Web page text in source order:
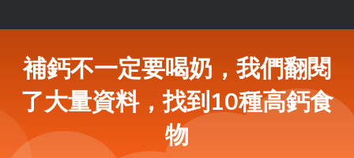
補鈣不一定要喝奶，我們翻閱
了大量資料，找到10種高鈣食
物